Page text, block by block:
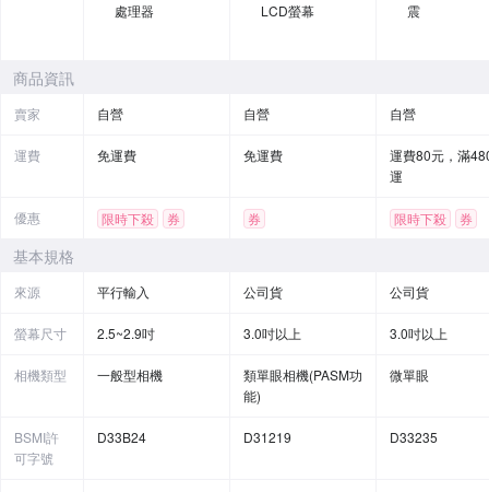
處理器
LCD螢幕
震
商品資訊
賣家 自營 自營 自營
運費 免運費 免運費
運費80元，滿
運
優惠 限時下殺 券 券 限時下殺 券
基本規格
來源 平行輸入 公司貨 公司貨
螢幕尺寸 2.5~2.9吋 3.0吋以上 3.0吋以上
相機類型 一般型相機
類單眼相機(PASM功
能)
微單眼
BSMI許
可字號
D33B24 D31219 D33235